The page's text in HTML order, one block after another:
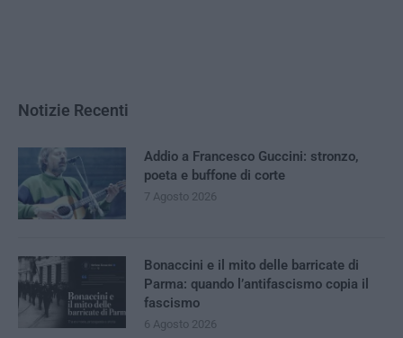
Notizie Recenti
Addio a Francesco Guccini: stronzo,
poeta e buffone di corte
7 Agosto 2026
Bonaccini e il mito delle barricate di
Parma: quando l’antifascismo copia il
fascismo
6 Agosto 2026